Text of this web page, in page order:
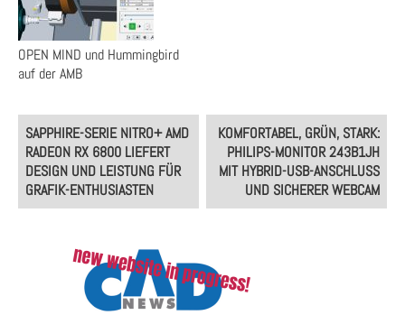
OPEN MIND und Hummingbird
auf der AMB
Post
navigation
SAPPHIRE-SERIE NITRO+ AMD
RADEON RX 6800 LIEFERT
DESIGN UND LEISTUNG FÜR
GRAFIK-ENTHUSIASTEN
KOMFORTABEL, GRÜN, STARK:
PHILIPS-MONITOR 243B1JH
MIT HYBRID-USB-ANSCHLUSS
UND SICHERER WEBCAM